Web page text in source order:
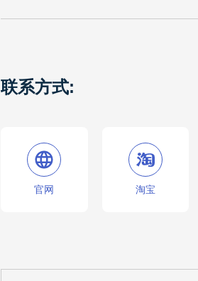
联系方式:
官网 淘宝